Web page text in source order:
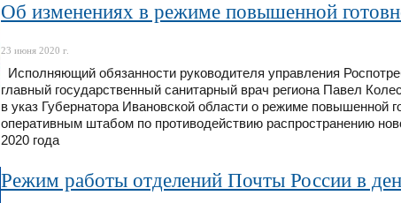
Об изменениях в режиме повышенной
23 июня 2020 г.
Исполняющий обязанности руководителя управления
главный государственный санитарный врач региона Павел
в указ Губернатора Ивановской области о режиме повышенной
оперативным штабом по противодействию распространению
2020 года
Режим работы отделений Почты России в